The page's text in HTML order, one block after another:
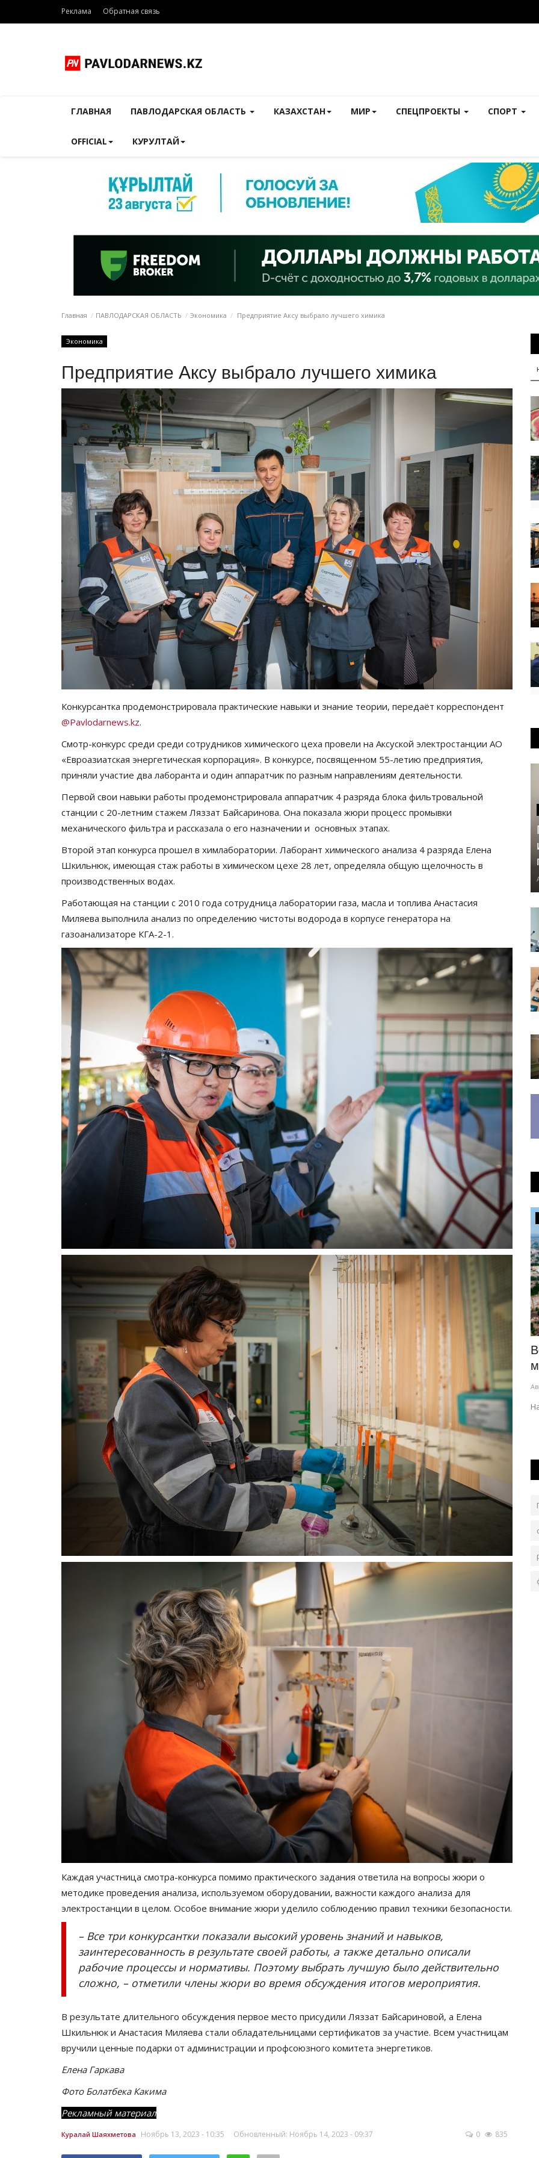
Реклама Обратная связь
ГЛАВНАЯ ПАВЛОДАРСКАЯ ОБЛАСТЬ КАЗАХСТАН МИР СПЕЦПРОЕКТЫ СПОРТ
OFFICIAL КУРУЛТАЙ
Главная ПАВЛОДАРСКАЯ ОБЛАСТЬ Экономика Предприятие Аксу выбрало лучшего химика
Экономика
Предприятие Аксу выбрало лучшего химика
Конкурсантка продемонстрировала практические навыки и знание теории, передаёт корреспондент
@Pavlodarnews.kz.
Смотр-конкурс среди среди сотрудников химического цеха провели на Аксуской электростанции АО
«Евроазиатская энергетическая корпорация». В конкурсе, посвященном 55-летию предприятия,
приняли участие два лаборанта и один аппаратчик по разным направлениям деятельности.
Первой свои навыки работы продемонстрировала аппаратчик 4 разряда блока фильтровальной
станции с 20-летним стажем Ляззат Байсаринова. Она показала жюри процесс промывки
механического фильтра и рассказала о его назначении и основных этапах.
Второй этап конкурса прошел в химлаборатории. Лаборант химического анализа 4 разряда Елена
Шкильнюк, имеющая стаж работы в химическом цехе 28 лет, определяла общую щелочность в
производственных водах.
Работающая на станции с 2010 года сотрудница лаборатории газа, масла и топлива Анастасия
Миляева выполнила анализ по определению чистоты водорода в корпусе генератора на
газоанализаторе КГА-2-1.
Каждая участница смотра-конкурса помимо практического задания ответила на вопросы жюри о
методике проведения анализа, используемом оборудовании, важности каждого анализа для
электростанции в целом. Особое внимание жюри уделило соблюдению правил техники безопасности.
– Все три конкурсантки показали высокий уровень знаний и навыков,
заинтересованность в результате своей работы, а также детально описали
рабочие процессы и нормативы. Поэтому выбрать лучшую было действительно
сложно, – отметили члены жюри во время обсуждения итогов мероприятия.
В результате длительного обсуждения первое место присудили Ляззат Байсариновой, а Елена
Шкильнюк и Анастасия Миляева стали обладательницами сертификатов за участие. Всем участницам
вручили ценные подарки от администрации и профсоюзного комитета энергетиков.
Елена Гаркава
Фото Болатбека Какима
Рекламный материал
Куралай Шаяхметова Ноябрь 13, 2023 - 10:35 Обновленный: Ноябрь 14, 2023 - 09:37 0 835
Пламя, которое не погасло: музей
пожарной службы Павлодара
Авг 21, 2025 6735
Когда-то цена одного экспоната равнялась трём
«Жигулям».
Инфраструктура
Многодетные экибастузцы станут
приоритетными жильцами в...
156
Строительство объекта находится на завершающей
стадии.